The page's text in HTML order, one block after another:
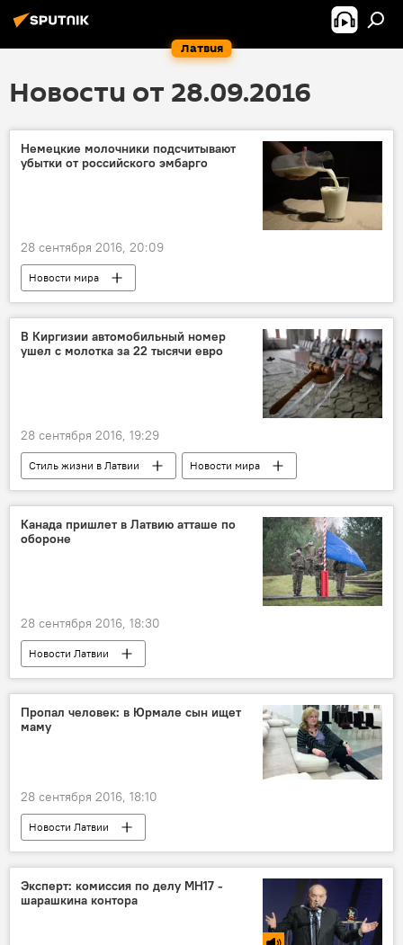
Латвия
Новости от 28.09.2016
Немецкие молочники подсчитывают
убытки от российского эмбарго
28 сентября 2016, 20:09
Новости мира
В Киргизии автомобильный номер
ушел с молотка за 22 тысячи евро
28 сентября 2016, 19:29
Стиль жизни в Латвии Новости мира
Канада пришлет в Латвию атташе по
обороне
28 сентября 2016, 18:30
Новости Латвии
НАТО: побатальонно на восток
Пропал человек: в Юрмале сын ищет
маму
28 сентября 2016, 18:10
Новости Латвии
Эксперт: комиссия по делу MH17 -
шарашкина контора